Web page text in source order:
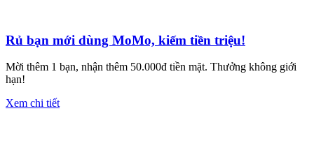
Rủ bạn mới dùng MoMo, kiếm tiền triệu!
Mời thêm 1 bạn, nhận thêm 50.000đ tiền mặt. Thưởng không giới
hạn!
Xem chi tiết